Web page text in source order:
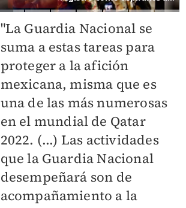
"La Guardia Nacional se
suma a estas tareas para
proteger a la afición
mexicana, misma que es
una de las más numerosas
en el mundial de Qatar
2022. (...) Las actividades
que la Guardia Nacional
desempeñará son de
acompañamiento a la